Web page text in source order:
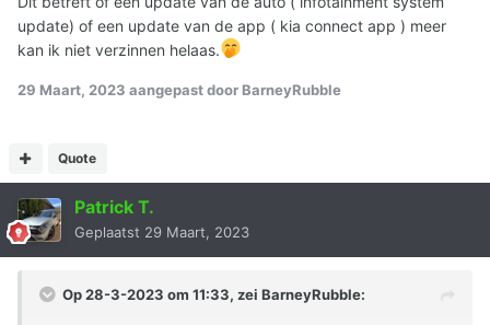
update) of een update van de app ( kia connect app ) meer
kan ik niet verzinnen helaas.
29 Maart, 2023 aangepast door BarneyRubble
Quote
Patrick T.
Geplaatst 29 Maart, 2023
Op 28-3-2023 om 11:33, zei BarneyRubble: